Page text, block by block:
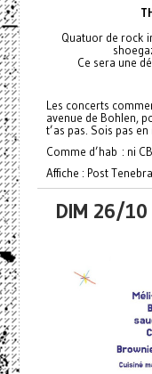
Quatuor de rock
Ce sera une
Les concerts
avenue de Bohlen,
t’as pas. Sois pas
Comme d’hab : ni
Affiche : Post
DIM 26/10